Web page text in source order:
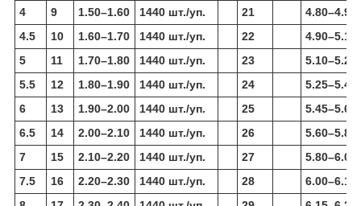
4
9 1.50–1.60 1440 шт./уп. 21
4.80–4.90
4.5
10 1.60–1.70 1440 шт./уп. 22
4.90–5.10
5
11 1.70–1.80 1440 шт./уп. 23
5.10–5.25
5.5
12 1.80–1.90 1440 шт./уп. 24
5.25–5.45
6
13 1.90–2.00 1440 шт./уп. 25
5.45–5.60
6.5
14 2.00–2.10 1440 шт./уп. 26
5.60–5.80
7
15 2.10–2.20 1440 шт./уп. 27
5.80–6.00
7.5
16 2.20–2.30 1440 шт./уп. 28
6.00–6.15